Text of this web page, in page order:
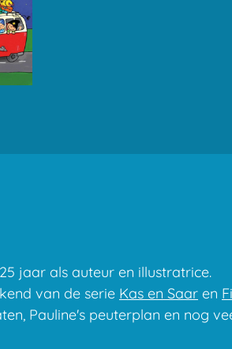
jaar als auteur en illustratrice.
van de serie Kas en Saar en
Pauline's peuterplan en nog